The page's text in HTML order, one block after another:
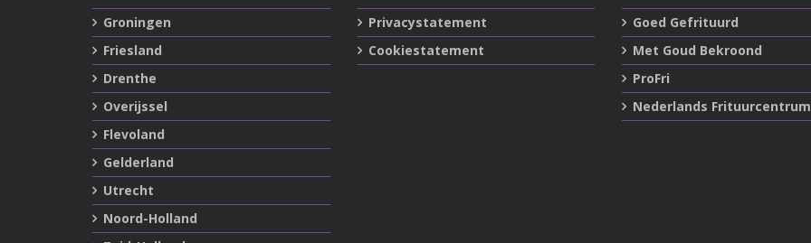
Groningen
Friesland
Drenthe
Overijssel
Flevoland
Gelderland
Utrecht
Noord-Holland
Privacystatement
Cookiestatement
Goed Gefrituurd
Met Goud Bekroond
ProFri
Nederlands Frituurcentrum